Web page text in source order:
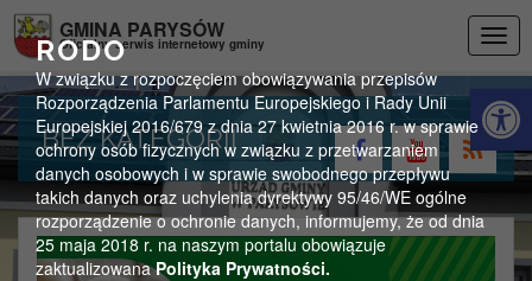
RODO
W związku z rozpoczęciem obowiązywania przepisów
Rozporządzenia Parlamentu Europejskiego i Rady Unii
Europejskiej 2016/679 z dnia 27 kwietnia 2016 r. w sprawie
ochrony osób fizycznych w związku z przetwarzaniem
danych osobowych i w sprawie swobodnego przepływu
takich danych oraz uchylenia dyrektywy 95/46/WE ogólne
rozporządzenie o ochronie danych, informujemy, że od dnia
25 maja 2018 r. na naszym portalu obowiązuje
zaktualizowanaPolityka Prywatności.
GMINA PARYSÓW
Oficjalny serwis internetowy gminy
BEZ KATEGORII